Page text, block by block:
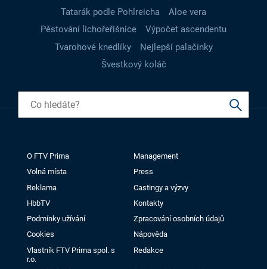
Tatarák podle Pohlreicha
Aloe vera
Pěstování lichořeřišnice
Výpočet ascendentu
Tvarohové knedlíky
Nejlepší palačinky
Švestkový koláč
O FTV Prima
Management
Volná místa
Press
Reklama
Castingy a výzvy
HbbTV
Kontakty
Podmínky užívání
Zpracování osobních údajů
Cookies
Nápověda
Vlastník FTV Prima spol. s
r.o.
Redakce